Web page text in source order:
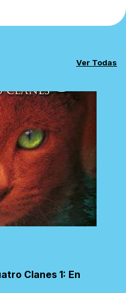
Ver Todas
Clanes 1: En